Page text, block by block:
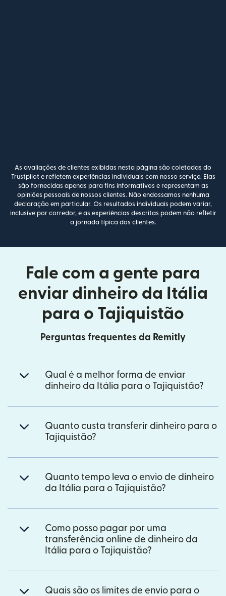
As avaliações de clientes exibidas nesta página são coletadas do
Trustpilot e refletem experiências individuais com nosso serviço. Elas
são fornecidas apenas para fins informativos e representam as
opiniões pessoais de nossos clientes. Não endossamos nenhuma
declaração em particular. Os resultados individuais podem variar,
inclusive por corredor, e as experiências descritas podem não refletir
a jornada típica dos clientes.
Fale com a gente para
enviar dinheiro da Itália
para o Tajiquistão
Perguntas frequentes da Remitly
Qual é a melhor forma de enviar
dinheiro da Itália para o Tajiquistão?
Quanto custa transferir dinheiro para o
Tajiquistão?
Quanto tempo leva o envio de dinheiro
da Itália para o Tajiquistão?
Como posso pagar por uma
transferência online de dinheiro da
Itália para o Tajiquistão?
Quais são os limites de envio para o